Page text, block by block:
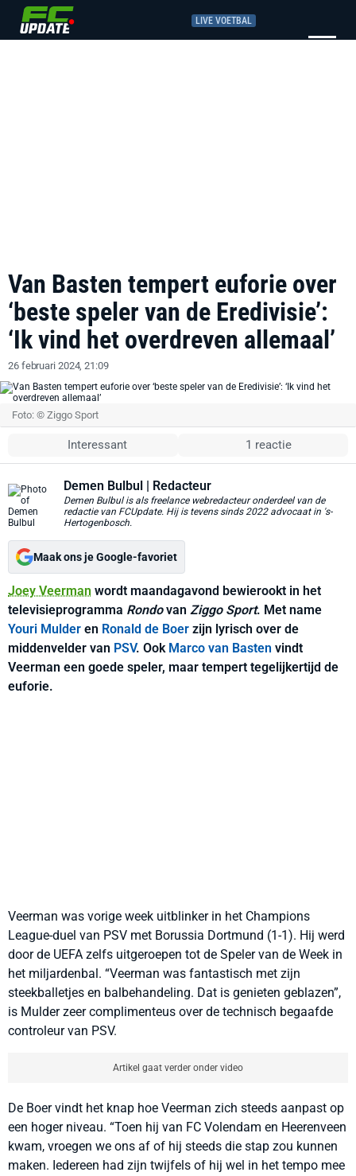
LIVE VOETBAL
Van Basten tempert euforie over
‘beste speler van de Eredivisie’:
‘Ik vind het overdreven allemaal’
26 februari 2024, 21:09
Foto: © Ziggo Sport
Interessant 1 reactie
Demen Bulbul | Redacteur
Demen Bulbul is als freelance webredacteur onderdeel van de
redactie van FCUpdate. Hij is tevens sinds 2022 advocaat in 's-
Hertogenbosch.
Maak ons je Google-favoriet
Joey Veerman wordt maandagavond bewierookt in het
televisieprogramma Rondovan Ziggo Sport. Met name
Youri Mulder en Ronald de Boer zijn lyrisch over de
middenvelder van PSV. Ook Marco van Basten vindt
Veerman een goede speler, maar tempert tegelijkertijd de
euforie.
Veerman was vorige week uitblinker in het Champions
League-duel van PSV met Borussia Dortmund (1-1). Hij werd
door de UEFA zelfs uitgeroepen tot de Speler van de Week in
het miljardenbal. “Veerman was fantastisch met zijn
steekballetjes en balbehandeling. Dat is genieten geblazen”,
is Mulder zeer complimenteus over de technisch begaafde
controleur van PSV.
Artikel gaat verder onder video
De Boer vindt het knap hoe Veerman zich steeds aanpast op
een hoger niveau. “Toen hij van FC Volendam en Heerenveen
kwam, vroegen we ons af of hij steeds die stap zou kunnen
maken. Iedereen had zijn twijfels of hij wel in het tempo mee